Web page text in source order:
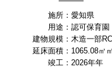
施所： 愛知県
用途： 認可保育園
建物規模： 木造一部
延床面積： 1065.08㎡㎡
竣工： 2026年年